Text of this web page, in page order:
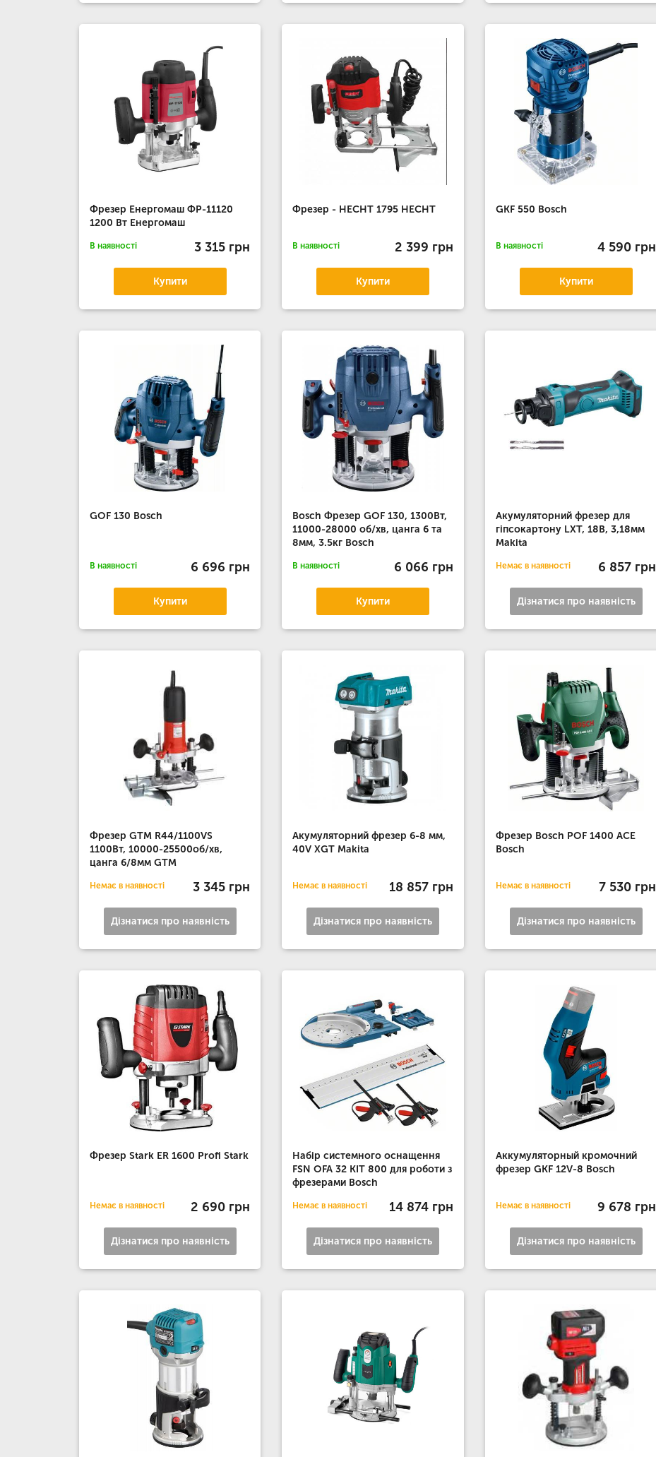
Фрезер Енергомаш ФР-11120
1200 Вт Енергомаш
В наявності 3 315 грн
Купити
Фрезер - HECHT 1795 HECHT
В наявності 2 399 грн
Купити
GKF 550 Bosch
В наявності 4 590 грн
Купити
GOF 130 Bosch
В наявності 6 696 грн
Купити
Bosch Фрезер GOF 130, 1300Вт,
11000-28000 об/хв, цанга 6 та
8мм, 3.5кг Bosch
В наявності 6 066 грн
Купити
Акумуляторний фрезер для
гіпсокартону LXT, 18В, 3,18мм
Makita
Немає в наявності 6 857 грн
Дізнатися про наявність
Фрезер GTM R44/1100VS
1100Вт, 10000-25500об/хв,
цанга 6/8мм GTM
Немає в наявності 3 345 грн
Дізнатися про наявність
Акумуляторний фрезер 6-8 мм,
40V XGT Makita
Немає в наявності 18 857 грн
Дізнатися про наявність
Фрезер Bosch POF 1400 ACE
Bosch
Немає в наявності 7 530 грн
Дізнатися про наявність
Фрезер Stark ER 1600 Profi Stark
Немає в наявності 2 690 грн
Дізнатися про наявність
Набір системного оснащення
FSN OFA 32 KIT 800 для роботи з
фрезерами Bosch
Немає в наявності 14 874 грн
Дізнатися про наявність
Аккумуляторный кромочний
фрезер GKF 12V-8 Bosch
Немає в наявності 9 678 грн
Дізнатися про наявність